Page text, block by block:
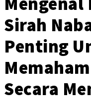
Sirah
Penting
Secara